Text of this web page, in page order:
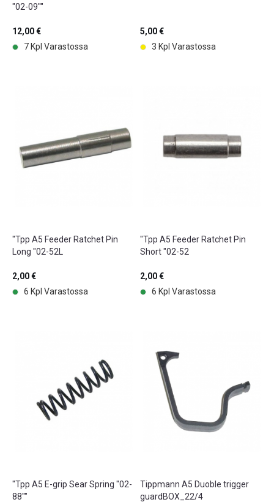
"02-09""
12,00 €
7 Kpl Varastossa
5,00 €
3 Kpl Varastossa
"Tpp A5 Feeder Ratchet Pin
Long "02-52L
2,00 €
6 Kpl Varastossa
"Tpp A5 Feeder Ratchet Pin
Short "02-52
2,00 €
6 Kpl Varastossa
"Tpp A5 E-grip Sear Spring "02-
88""
Tippmann A5 Duoble trigger
guardBOX_22/4